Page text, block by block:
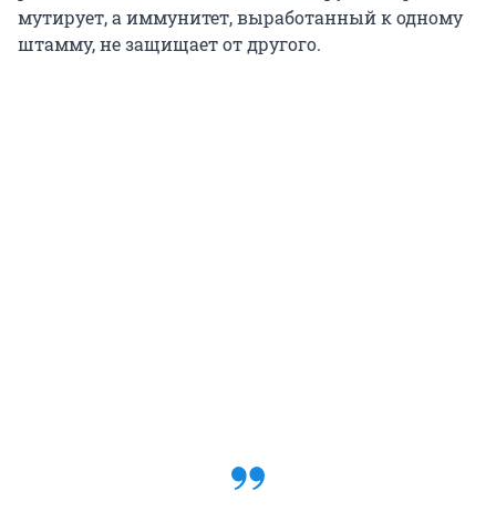
мутирует, а иммунитет, выработанный к одному
штамму, не защищает от другого.